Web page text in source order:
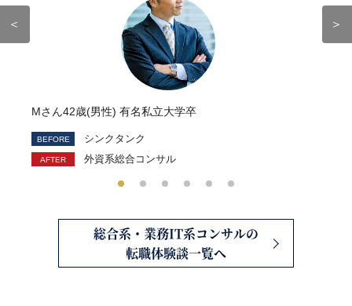
＜
Mさん42歳(男性) 有名私立大学卒
シンクタンク
外資系総合コンサル
＞
総合系・業務IT系コンサルの
転職体験談一覧へ